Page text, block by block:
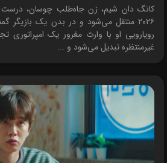
کانگ دان شیم، زن جاه‌طلب چوسان،
۲۰۲۶ منتقل می‌شود و در بدن یک بازیگر
رویارویی او با وارث مغرور یک امپراتوری
غیرمنتظره تبدیل می‌شود و ...